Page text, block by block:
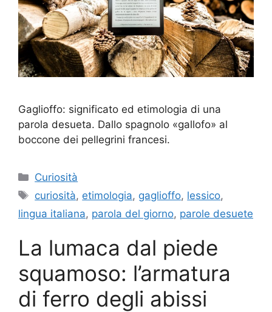
Gaglioffo: significato ed etimologia di una
parola desueta. Dallo spagnolo «gallofo» al
boccone dei pellegrini francesi.
Categorie
Curiosità
Tag
curiosità, etimologia, gaglioffo, lessico,
lingua italiana, parola del giorno, parole desuete
La lumaca dal piede
squamoso: l’armatura
di ferro degli abissi